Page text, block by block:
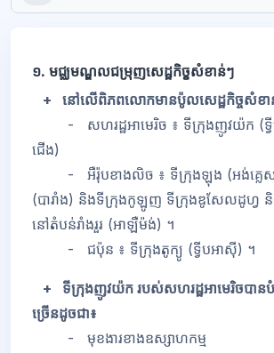
១. មជ្ឈមណ្ឌលជម្រុញសេដ្ឋកិច្ខសំខាន់ៗ
+ នៅលើពិភពលោកមានប៉ូលសេដ្ឋកិច្ចសំខ
- សហរដ្ឋអាមេរិច ៖ ទីក្រុងញូវយ៉ក (ទ្វីប
ជើង)
- អឺរ៉ុបខាងលិច ៖ ទីក្រុងឡុង (អង់គ្លេស
(បារាំង) និងទីក្រុងកូឡូញ ទីក្រុងឌូសែលដូហ្វ និ
នៅតំបន់រាំងរួរ (អាឡឺម៉ង់) ។
- ជប៉ុន ៖ ទីក្រុងតូក្យូ (ទ្វីបអាស៊ី) ។
+ ទីក្រុងញូវយ៉ក របស់សហរដ្ឋអាមេរិចបានបំ
ច្រើនដូចជា៖
- មុខងារខាងឧស្សាហកម្ម